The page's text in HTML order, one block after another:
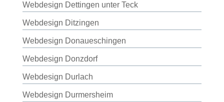
Webdesign Dettingen unter Teck
Webdesign Ditzingen
Webdesign Donaueschingen
Webdesign Donzdorf
Webdesign Durlach
Webdesign Durmersheim